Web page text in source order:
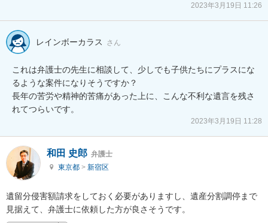
2023年3月19日 11:26
レインボーカラス さん
これは弁護士の先生に相談して、少しでも子供たちにプラスにな
るような案件になりそうですか？
長年の苦労や精神的苦痛があった上に、こんな不利な遺言を残さ
れてつらいです。
2023年3月19日 11:28
和田 史郎 弁護士
東京都 > 新宿区
遺留分侵害額請求をしておく必要がありますし、遺産分割調停まで
見据えて、弁護士に依頼した方が良さそうです。